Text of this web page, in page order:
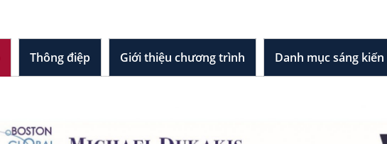
Thông điệp Giới thiệu chương trình Danh mục sáng kiến